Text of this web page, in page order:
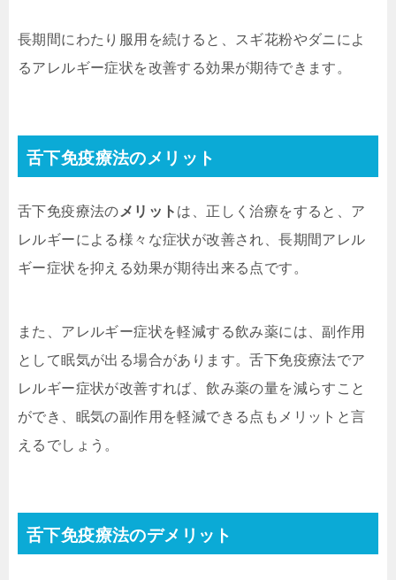
長期間にわたり服用を続けると、スギ花粉やダニによ
るアレルギー症状を改善する効果が期待できます。
舌下免疫療法のメリット
舌下免疫療法の メリット は、正しく治療をすると、ア
レルギーによる様々な症状が改善され、長期間アレル
ギー症状を抑える効果が期待出来る点です。
また、アレルギー症状を軽減する飲み薬には、副作用
として眠気が出る場合があります。舌下免疫療法でア
レルギー症状が改善すれば、飲み薬の量を減らすこと
ができ、眠気の副作用を軽減できる点もメリットと言
えるでしょう。
舌下免疫療法のデメリット